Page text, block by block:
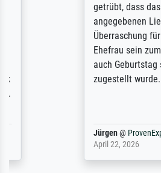
getrübt, dass das Bild
angegebenen
Überraschung für die
Ehefrau sein zum
auch Geburtstag sein)
zugestellt wurde.
ProvenExpert
April 22, 2026